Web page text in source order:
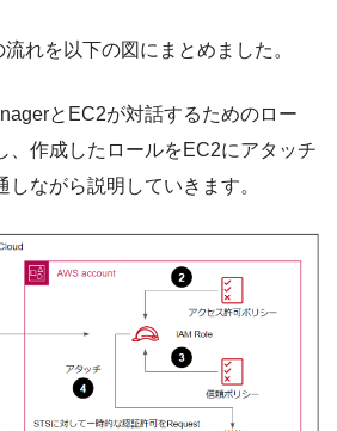
れを以下の図にまとめました。
とEC2が対話するためのロー
、作成したロールをEC2にアタッチ
ながら説明していきます。